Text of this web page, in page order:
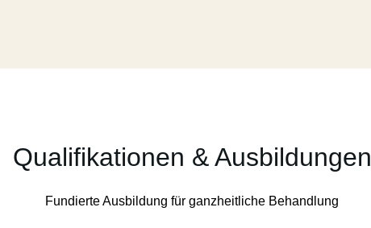
Qualifikationen & Ausbildungen
Fundierte Ausbildung für ganzheitliche Behandlung